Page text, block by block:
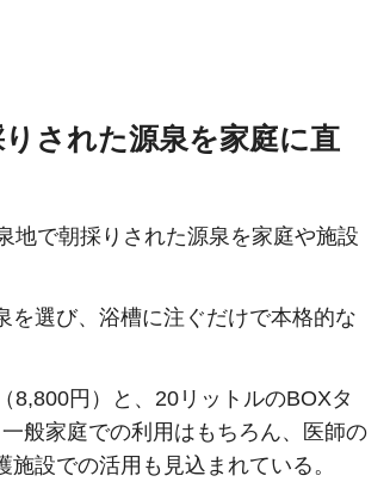
された源泉を家庭に直
地で朝採りされた源泉を家庭や施設
を選び、浴槽に注ぐだけで本格的な
8,800円）と、20リットルのBOXタ
般家庭での利用はもちろん、医師の
設での活用も見込まれている。